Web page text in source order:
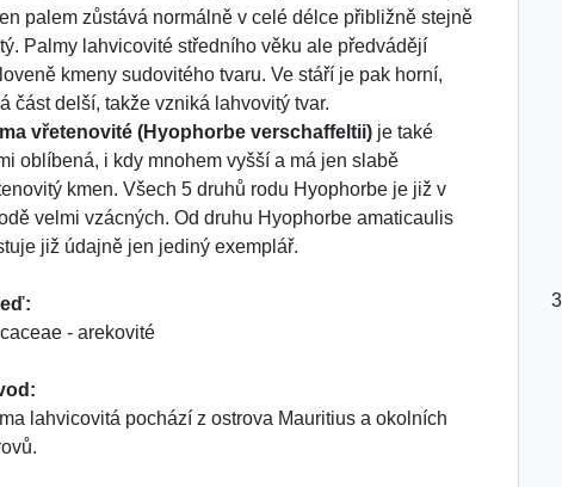
palem zůstává normálně v celé délce přibližně stejně
Palmy lahvicovité středního věku ale předvádějí
kmeny sudovitého tvaru. Ve stáří je pak horní,
část delší, takže vzniká lahvovitý tvar.
vřetenovité (Hyophorbe verschaffeltii) je také
oblíbená, i kdy mnohem vyšší a má jen slabě
kmen. Všech 5 druhů rodu Hyophorbe je již v
velmi vzácných. Od druhu Hyophorbe amaticaulis
již údajně jen jediný exemplář.
- arekovité
lahvicovitá pochází z ostrova Mauritius a okolních